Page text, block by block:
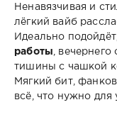
Ненавязчивая и
лёгкий вайб
Идеально
работы , вечернего
тишины с чашкой
Мягкий бит,
всё, что нужно для